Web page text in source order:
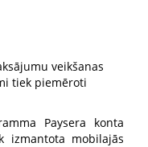
veikšanas
tiek piemēroti
Paysera konta
izmantota mobilajās